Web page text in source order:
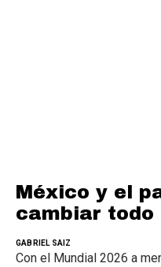
México y el
cambiar todo
GABRIEL SAIZ
Con el Mundial 2026 a